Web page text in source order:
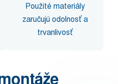
Použité materiály
zaručujú odolnosť a
trvanlivosť